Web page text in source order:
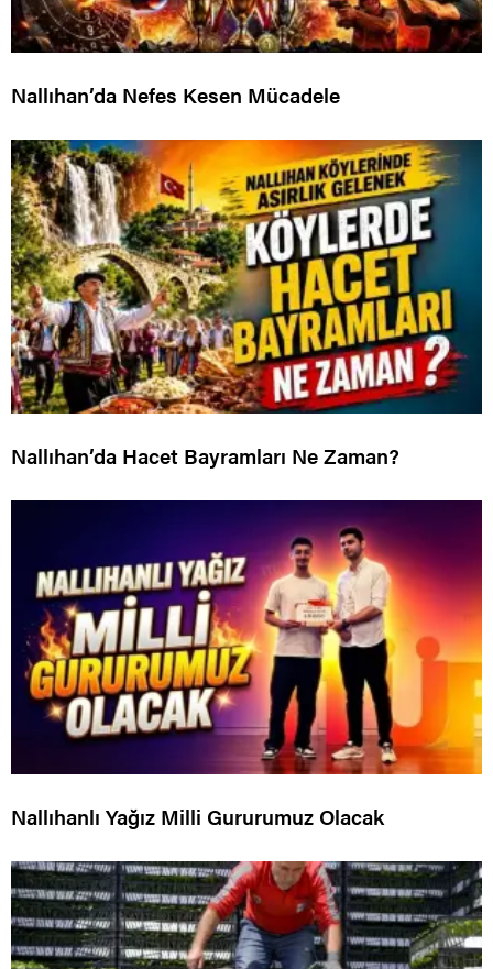
Nallıhan’da Nefes Kesen Mücadele
Nallıhan’da Hacet Bayramları Ne Zaman?
Nallıhanlı Yağız Milli Gururumuz Olacak